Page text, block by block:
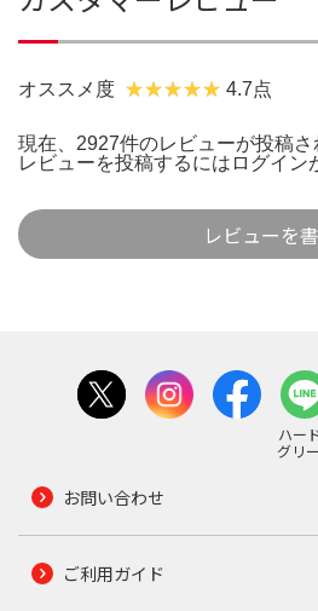
オススメ度 4.7点
現在、2927件のレビューが投稿さ
レビューを投稿するには ログイン
レビューを
ハー
グリ
お問い合わせ
ご利用ガイド